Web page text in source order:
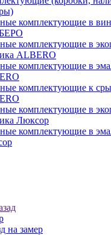
комплектующие в
комплектующие в
ALBERO
комплектующие в
комплектующие к
комплектующие в
Люксор
комплектующие в
на замер